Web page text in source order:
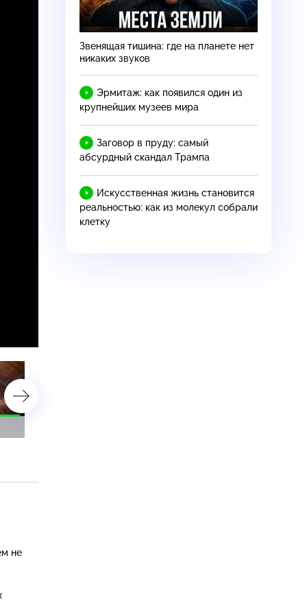
не
Звенящая тишина: где на планете нет
никаких звуков
Эрмитаж: как появился один из
крупнейших музеев мира
Заговор в пруду: самый
абсурдный скандал Трампа
Искусственная жизнь становится
реальностью: как из молекул собрали
клетку